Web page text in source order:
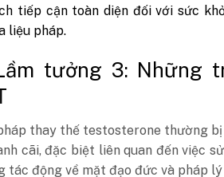
tiếp cận toàn diện đối với sức
liệu pháp.
tưởng 3: Những
thay thế testosterone thường
cãi, đặc biệt liên quan đến việc
tác động về mặt đạo đức và pháp lý